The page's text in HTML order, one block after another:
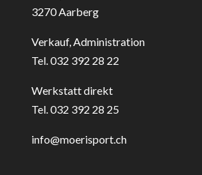
3270 Aarberg
Verkauf, Administration
Tel. 032 392 28 22
Werkstatt direkt
Tel. 032 392 28 25
info@moerisport.ch